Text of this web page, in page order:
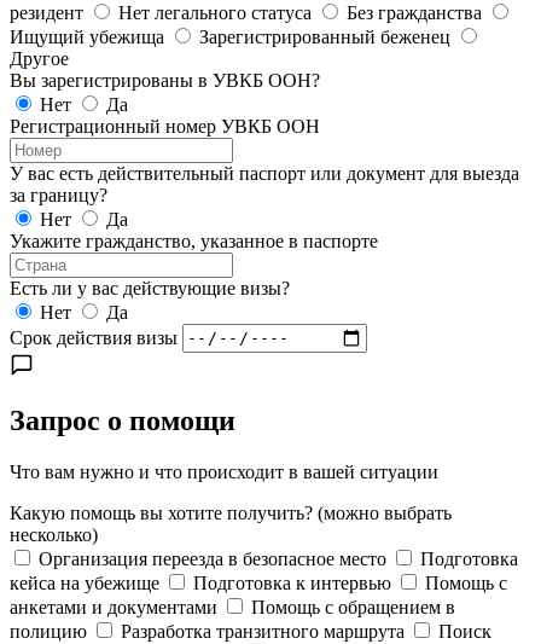
резидент
Нет легального статуса
Без гражданства
Ищущий убежища
Зарегистрированный беженец
Другое
Вы зарегистрированы в УВКБ ООН?
Нет
Да
Регистрационный номер УВКБ ООН
У вас есть действительный паспорт или документ для выезда
за границу?
Нет
Да
Укажите гражданство, указанное в паспорте
Есть ли у вас действующие визы?
Нет
Да
Срок действия визы
Запрос о помощи
Что вам нужно и что происходит в вашей ситуации
Какую помощь вы хотите получить? (можно выбрать
несколько)
Организация переезда в безопасное место
Подготовка
кейса на убежище
Подготовка к интервью
Помощь с
анкетами и документами
Помощь с обращением в
полицию
Разработка транзитного маршрута
Поиск